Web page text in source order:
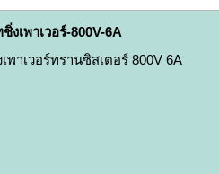
งเพาเวอร์-800V-6A
พาเวอร์ทรานซิสเตอร์ 800V 6A